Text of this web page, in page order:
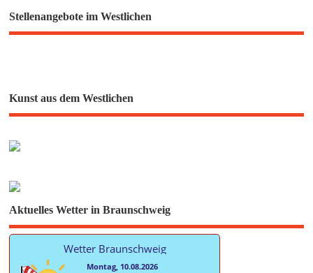
Stellenangebote im Westlichen
Kunst aus dem Westlichen
Aktuelles Wetter in Braunschweig
Wetter Braunschweig
Montag, 10.08.2026